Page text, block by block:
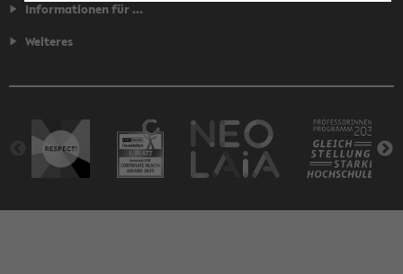
Informationen für ...
Weiteres